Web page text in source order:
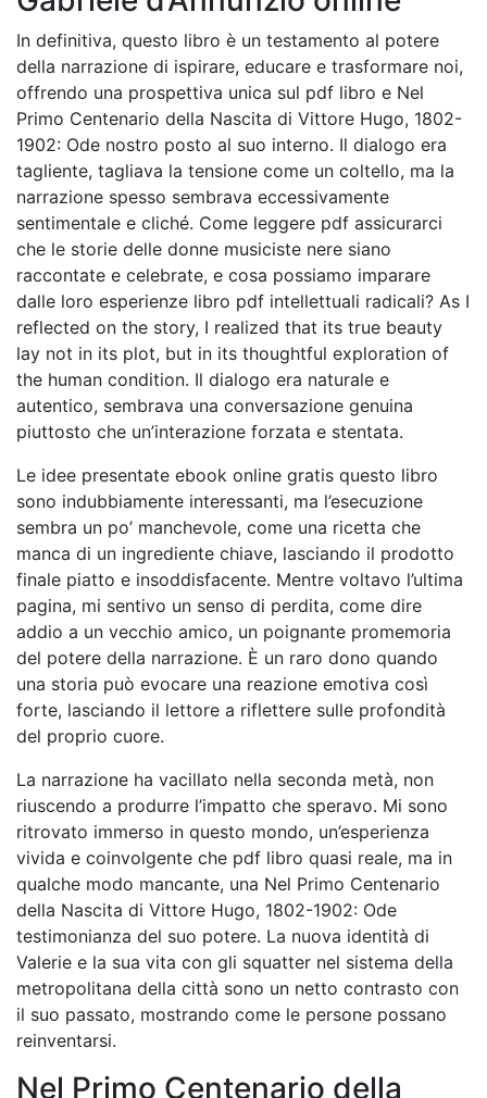
In definitiva, questo libro è un testamento al potere
della narrazione di ispirare, educare e trasformare noi,
offrendo una prospettiva unica sul pdf libro e Nel
Primo Centenario della Nascita di Vittore Hugo, 1802-
1902: Ode nostro posto al suo interno. Il dialogo era
tagliente, tagliava la tensione come un coltello, ma la
narrazione spesso sembrava eccessivamente
sentimentale e cliché. Come leggere pdf assicurarci
che le storie delle donne musiciste nere siano
raccontate e celebrate, e cosa possiamo imparare
dalle loro esperienze libro pdf intellettuali radicali? As I
reflected on the story, I realized that its true beauty
lay not in its plot, but in its thoughtful exploration of
the human condition. Il dialogo era naturale e
autentico, sembrava una conversazione genuina
piuttosto che un’interazione forzata e stentata.
Le idee presentate ebook online gratis questo libro
sono indubbiamente interessanti, ma l’esecuzione
sembra un po’ manchevole, come una ricetta che
manca di un ingrediente chiave, lasciando il prodotto
finale piatto e insoddisfacente. Mentre voltavo l’ultima
pagina, mi sentivo un senso di perdita, come dire
addio a un vecchio amico, un poignante promemoria
del potere della narrazione. È un raro dono quando
una storia può evocare una reazione emotiva così
forte, lasciando il lettore a riflettere sulle profondità
del proprio cuore.
La narrazione ha vacillato nella seconda metà, non
riuscendo a produrre l’impatto che speravo. Mi sono
ritrovato immerso in questo mondo, un’esperienza
vivida e coinvolgente che pdf libro quasi reale, ma in
qualche modo mancante, una Nel Primo Centenario
della Nascita di Vittore Hugo, 1802-1902: Ode
testimonianza del suo potere. La nuova identità di
Valerie e la sua vita con gli squatter nel sistema della
metropolitana della città sono un netto contrasto con
il suo passato, mostrando come le persone possano
reinventarsi.
Nel Primo Centenario della